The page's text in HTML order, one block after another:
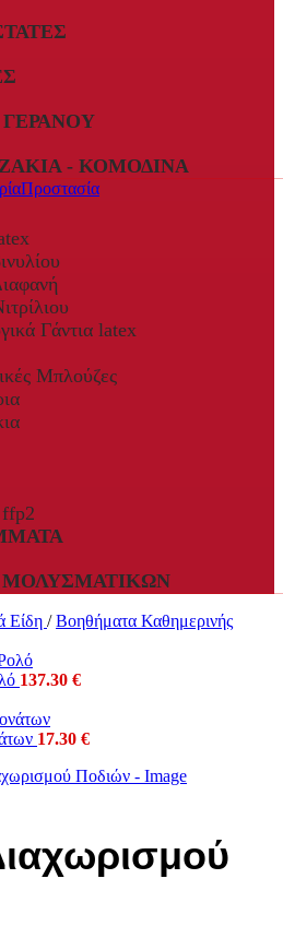
- ΚΟΜΟΔΊΝΑ
Προστασία
Γάντια latex
Μπλούζες
ffp2
ΜΟΛΥΣΜΑΤΙΚΏΝ
Είδη / Βοηθήματα Καθημερινής
137.30 €
17.30 €